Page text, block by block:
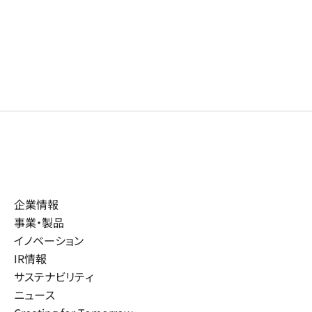
企業情報
事業・製品
イノベーション
IR情報
サステナビリティ
ニュース